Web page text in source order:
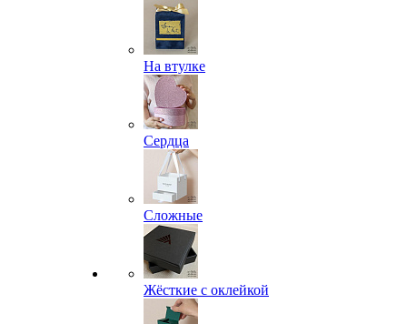
На втулке
Сердца
Сложные
Жёсткие с оклейкой